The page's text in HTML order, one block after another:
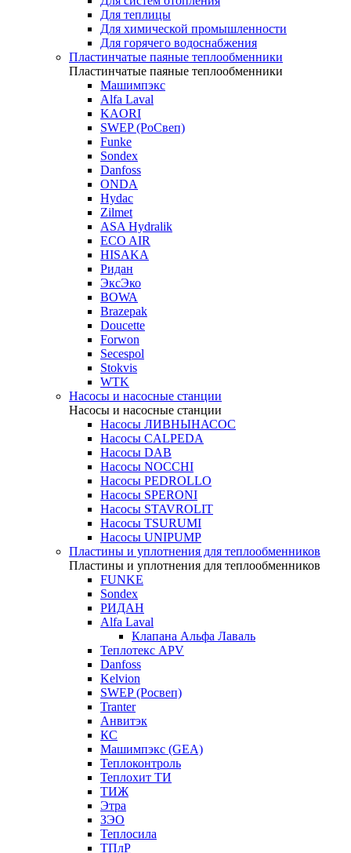
Для теплицы
Для химической промышленности
Для горячего водоснабжения
Пластинчатые паяные теплообменники
Пластинчатые паяные теплообменники
Машимпэкс
Alfa Laval
KAORI
SWEP (РоСвеп)
Funke
Sondex
Danfoss
ONDA
Hydac
Zilmet
ASA Hydralik
ECO AIR
HISAKA
Ридан
ЭксЭко
BOWA
Brazepak
Doucette
Forwon
Secespol
Stokvis
WTK
Насосы и насосные станции
Насосы и насосные станции
Насосы ЛИВНЫНАСОС
Насосы CALPEDA
Насосы DAB
Насосы NOCCHI
Насосы PEDROLLO
Насосы SPERONI
Насосы STAVROLIT
Насосы TSURUMI
Насосы UNIPUMP
Пластины и уплотнения для теплообменников
Пластины и уплотнения для теплообменников
FUNKE
Sondex
РИДАН
Alfa Laval
Клапана Альфа Лаваль
Теплотекс APV
Danfoss
Kelvion
SWEP (Росвеп)
Tranter
Анвитэк
КС
Машимпэкс (GEA)
Теплоконтроль
Теплохит ТИ
ТИЖ
Этра
ЗЭО
Теплосила
ТПлР